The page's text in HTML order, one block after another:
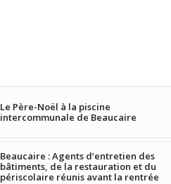
Le Père-Noël à la piscine
intercommunale de Beaucaire
Beaucaire : Agents d’entretien des
bâtiments, de la restauration et du
périscolaire réunis avant la rentrée